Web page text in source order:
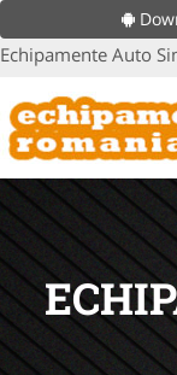
Echipamente Auto